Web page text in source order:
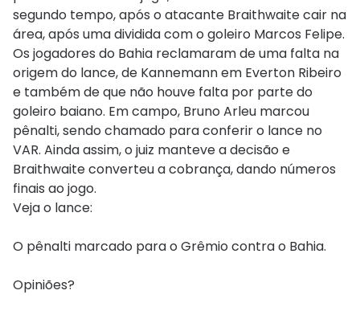
segundo tempo, após o atacante Braithwaite cair na
área, após uma dividida com o goleiro Marcos Felipe.
Os jogadores do Bahia reclamaram de uma falta na
origem do lance, de Kannemann em Everton Ribeiro
e também de que não houve falta por parte do
goleiro baiano. Em campo, Bruno Arleu marcou
pênalti, sendo chamado para conferir o lance no
VAR. Ainda assim, o juiz manteve a decisão e
Braithwaite converteu a cobrança, dando números
finais ao jogo.
Veja o lance:
O pênalti marcado para o Grêmio contra o Bahia.
Opiniões?